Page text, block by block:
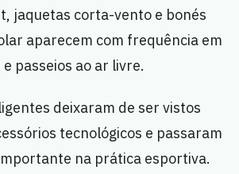
jaquetas corta-vento e bonés
aparecem com frequência em
passeios ao ar livre.
deixaram de ser vistos
tecnológicos e passaram
na prática esportiva.